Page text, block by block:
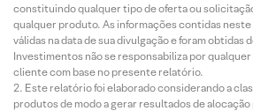
constituindo qualquer tipo de oferta ou
qualquer produto. As informações contidas
válidas na data de sua divulgação e foram obtidas
Investimentos não se responsabiliza por
cliente com base no presente relatório.
Este relatório foi elaborado considerando a
produtos de modo a gerar resultados de alocação